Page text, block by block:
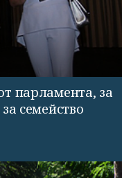
парламента, за
семейство